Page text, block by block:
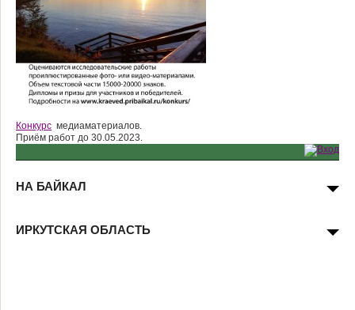
Конкурс медиаматериалов.
Приём работ до 30.05.2023.
НА БАЙКАЛ
ИРКУТСКАЯ ОБЛАСТЬ